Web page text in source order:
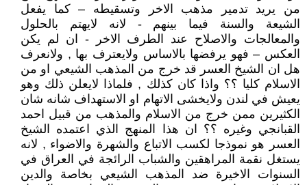
من يريد تدمير مذهب الاخر وتسقيطه – كما يفعل
الشيعة والسنة فيما بينهم - لانه لايهتم بالحلول
والمعالجات والاصلاح عند الطرف الاخر - ان لم يكن
العكس – فهو يرفضها بالاساس ولايعترف بها , ولانعرف
هل ان الشيخ العسر قد خرج من المذهب الشيعي او من
الاسلام كليا ؟؟ واذا كان كذلك , فلماذا لايعلن ذلك وهو
يعيش في لندن ولايخشى الاتهام او الاستهداف شانه شان
الكثيرين ممن خرج من الاسلام والمذهب من قبيل احمد
القبانجي وغيره ؟؟ ان هذا المنهج الذي اعتمده الشيخ
العسر هو نموذجا لكسب الاتباع والشهرة والاضواء , لانه
يستغل نقمة المراهقين والشباب الرائجة في العراق في
السنوات الاخيرة ضد المذهب الشيعي بخاصة والدين